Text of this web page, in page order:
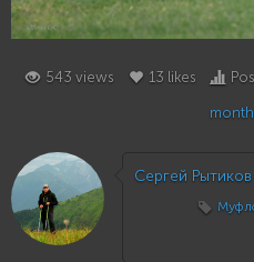
13
543 views 13 likes
month
Сергей Рытиков